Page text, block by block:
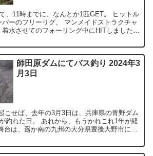
、11時までに、なんとか1匹GET。 ヒットル
ーのフリーリグ。 マンメイドストラクチャ
水させてのフォーリング中にHITしました。
師田原ダムにてバス釣り 2024年3
月3日
こせば、去年の3月3日は、兵庫県の青野ダム
釣れた日。 あれから、もうかれこれ1年が経
台は、遥か南の九州の大分県豊後大野市にあ